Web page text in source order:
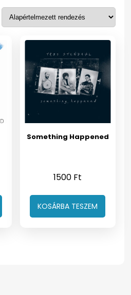
Something Happened
1500 Ft
KOSÁRBA TESZEM